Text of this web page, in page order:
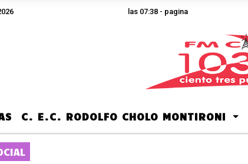
8 de Agosto de 2026 y son las 07:38 - pagina
C. E.C. RODOLFO CHOLO MONTIRONI